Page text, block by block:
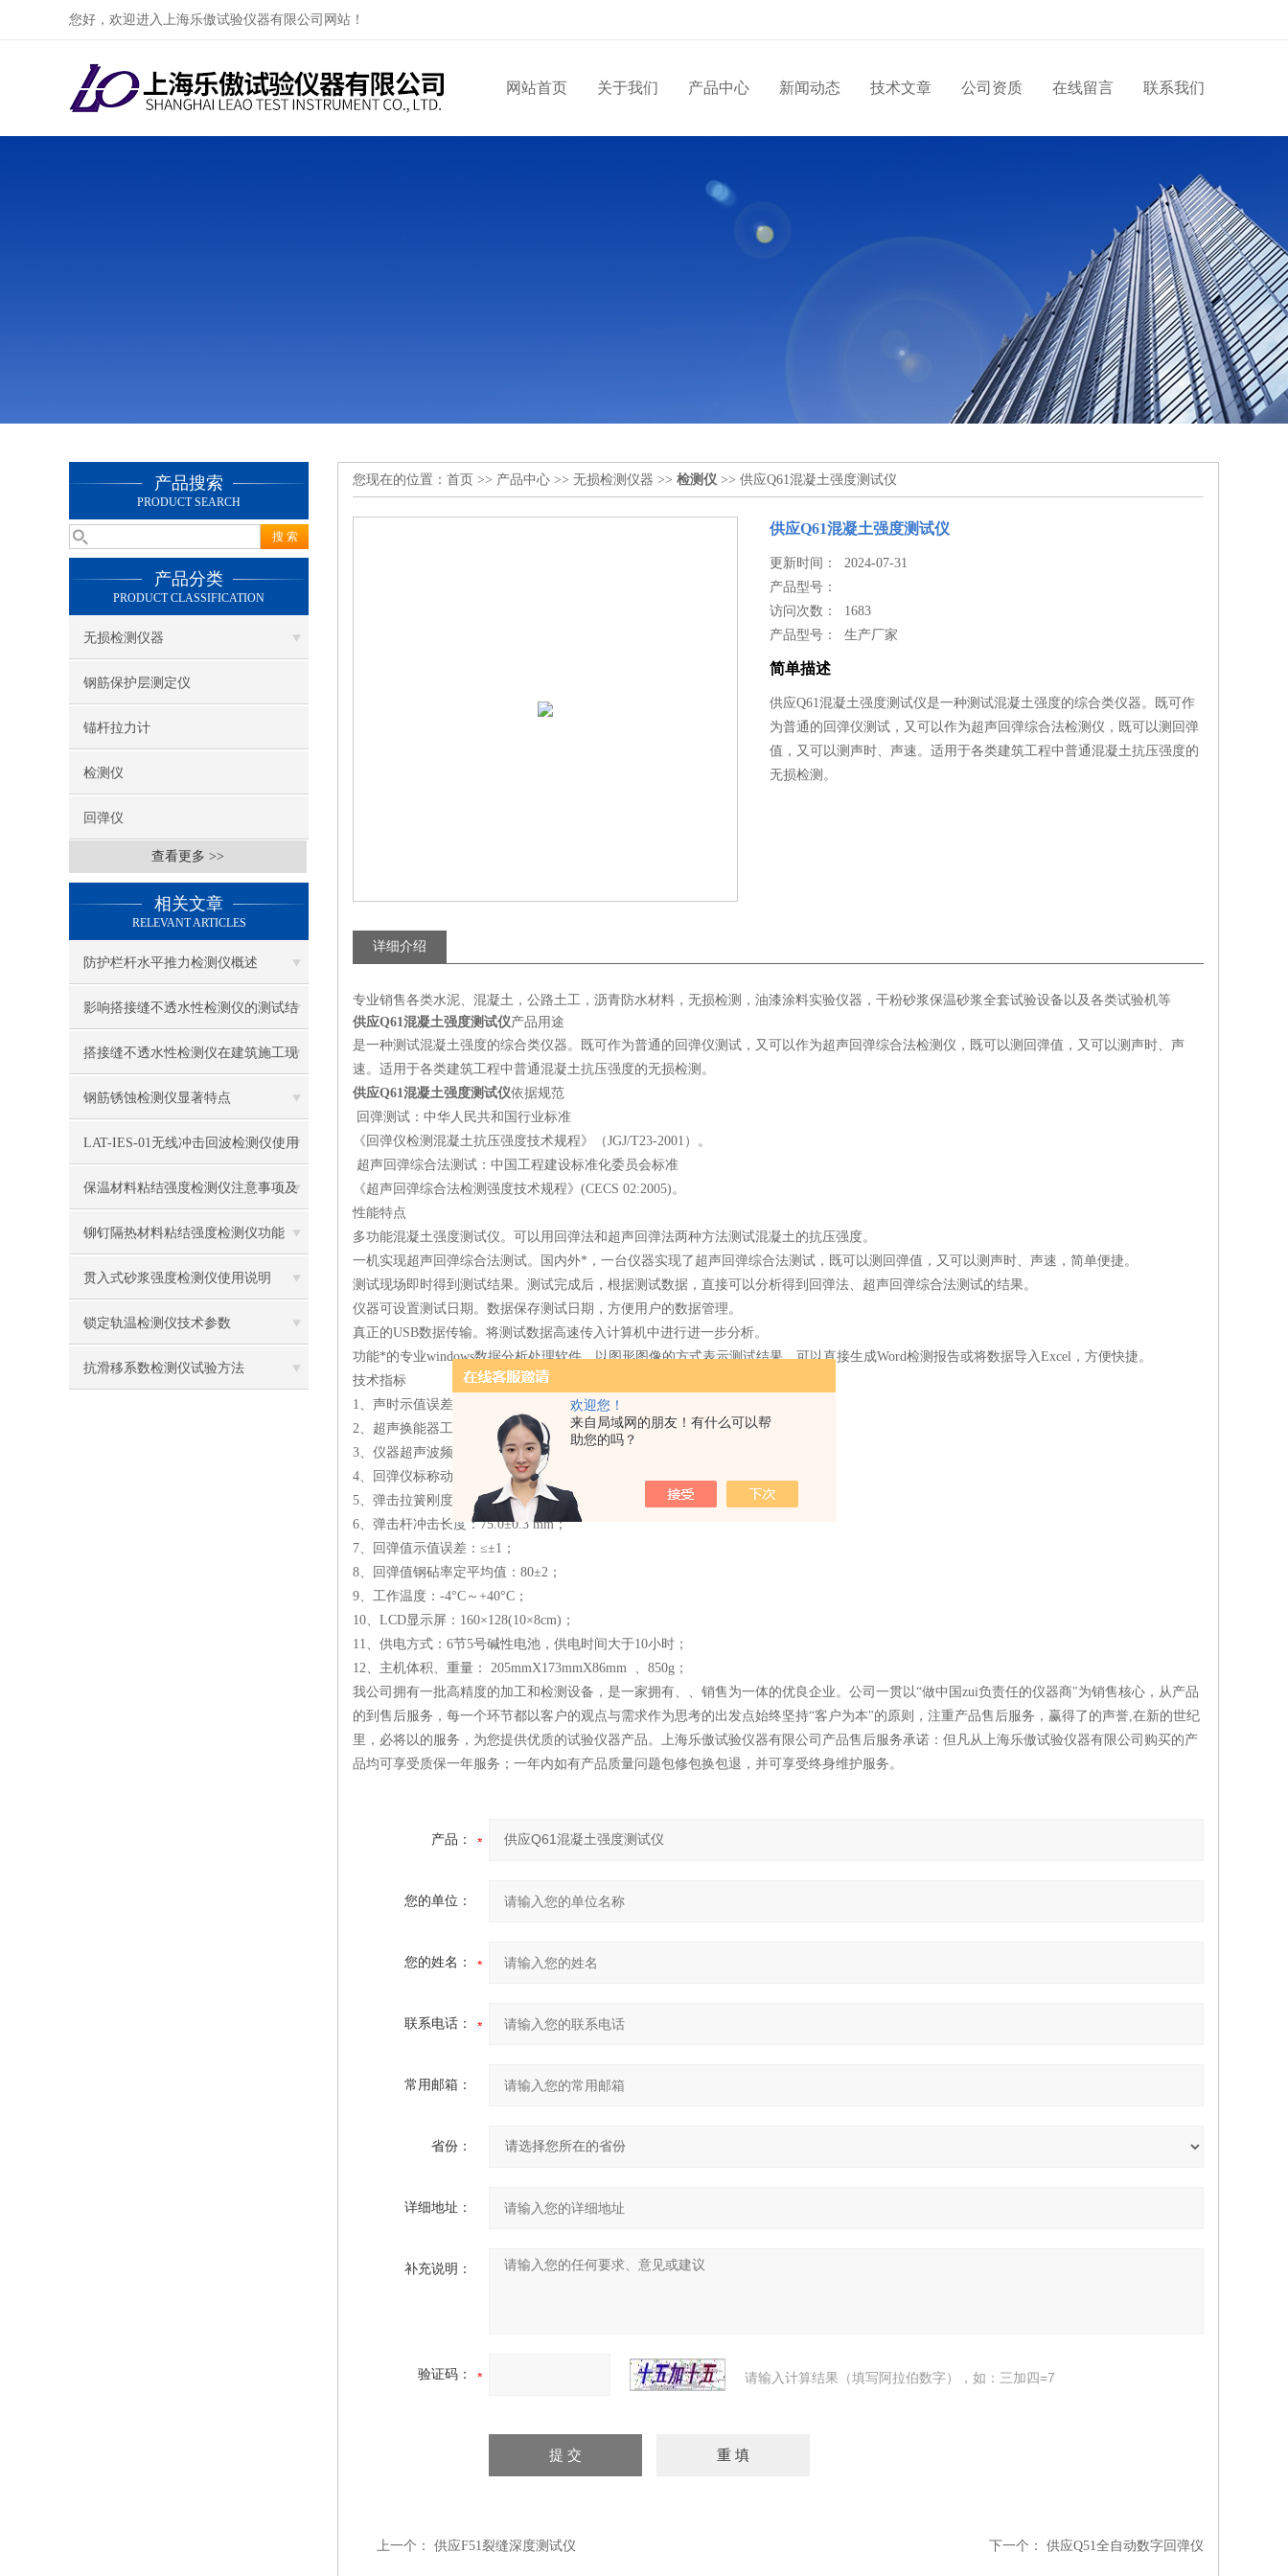
欢迎您！
来自局域网的朋友！有什么可以帮
助您的吗？
您好，欢迎进入上海乐傲试验仪器有限公司网站！
网站首页 关于我们 产品中心 新闻动态 技术文章 公司资质 在线留言 联系我们
产品搜索
PRODUCT SEARCH
产品分类
PRODUCT CLASSIFICATION
无损检测仪器
钢筋保护层测定仪
锚杆拉力计
检测仪
回弹仪
查看更多 >>
相关文章
RELEVANT ARTICLES
防护栏杆水平推力检测仪概述
影响搭接缝不透水性检测仪的测试结
果的因素有哪些？
搭接缝不透水性检测仪在建筑施工现
场中的应用
钢筋锈蚀检测仪显著特点
LAT-IES-01无线冲击回波检测仪使用
操作方法
保温材料粘结强度检测仪注意事项及
保养
铆钉隔热材料粘结强度检测仪功能
贯入式砂浆强度检测仪使用说明
锁定轨温检测仪技术参数
抗滑移系数检测仪试验方法
您现在的位置： 首页 >> 产品中心 >> 无损检测仪器 >> 检测仪 >> 供应Q61混凝土强度测试仪
供应Q61混凝土强度测试仪
更新时间： 2024-07-31
产品型号：
访问次数： 1683
产品型号： 生产厂家
简单描述
供应Q61混凝土强度测试仪是一种测试混凝土强度的综合类仪器。既可作
为普通的回弹仪测试，又可以作为超声回弹综合法检测仪，既可以测回弹
值，又可以测声时、声速。适用于各类建筑工程中普通混凝土抗压强度的
无损检测。
详细介绍
专业销售各类水泥、混凝土，公路土工，沥青防水材料，无损检测，油漆涂料实验仪器，干粉砂浆保温砂浆全套试验设备以及各类试验机等
供应Q61混凝土强度测试仪产品用途
是一种测试混凝土强度的综合类仪器。既可作为普通的回弹仪测试，又可以作为超声回弹综合法检测仪，既可以测回弹值，又可以测声时、声
速。适用于各类建筑工程中普通混凝土抗压强度的无损检测。
供应Q61混凝土强度测试仪依据规范
回弹测试：中华人民共和国行业标准
《回弹仪检测混凝土抗压强度技术规程》（JGJ/T23-2001）。
超声回弹综合法测试：中国工程建设标准化委员会标准
《超声回弹综合法检测强度技术规程》(CECS 02:2005)。
性能特点
多功能混凝土强度测试仪。可以用回弹法和超声回弹法两种方法测试混凝土的抗压强度。
一机实现超声回弹综合法测试。国内外*，一台仪器实现了超声回弹综合法测试，既可以测回弹值，又可以测声时、声速，简单便捷。
测试现场即时得到测试结果。测试完成后，根据测试数据，直接可以分析得到回弹法、超声回弹综合法测试的结果。
仪器可设置测试日期。数据保存测试日期，方便用户的数据管理。
真正的USB数据传输。将测试数据高速传入计算机中进行进一步分析。
功能*的专业windows数据分析处理软件。以图形图像的方式表示测试结果，可以直接生成Word检测报告或将数据导入Excel，方便快捷。
技术指标
1、声时示值误差：±0.1μs；
2、超声换能器工作频率：50KHz；
3、仪器超声波频率范围：5Hz~500KHz；
4、回弹仪标称动能：2.207J；
5、弹击拉簧刚度：785.0±40.0(N/m)；
6、弹击杆冲击长度：75.0±0.3 mm；
7、回弹值示值误差：≤±1；
8、回弹值钢砧率定平均值：80±2；
9、工作温度：-4°C～+40°C；
10、LCD显示屏：160×128(10×8cm)；
11、供电方式：6节5号碱性电池，供电时间大于10小时；
12、主机体积、重量： 205mmX173mmX86mm 、850g；
我公司拥有一批高精度的加工和检测设备，是一家拥有、、销售为一体的优良企业。公司一贯以“做中国zui负责任的仪器商"为销售核心，从产品
的到售后服务，每一个环节都以客户的观点与需求作为思考的出发点始终坚持“客户为本"的原则，注重产品售后服务，赢得了的声誉,在新的世纪
里，必将以的服务，为您提供优质的试验仪器产品。上海乐傲试验仪器有限公司产品售后服务承诺：但凡从上海乐傲试验仪器有限公司购买的产
品均可享受质保一年服务；一年内如有产品质量问题包修包换包退，并可享受终身维护服务。
产品：
您的单位：
您的姓名：
联系电话：
常用邮箱：
省份：
详细地址：
补充说明：
验证码： 请输入计算结果（填写阿拉伯数字），如：三加四=7
上一个： 供应F51裂缝深度测试仪 下一个： 供应Q51全自动数字回弹仪